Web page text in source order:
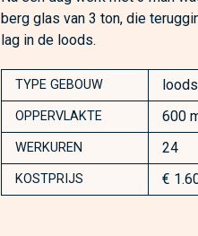
berg glas van 3 ton, die
lag in de loods.
TYPE GEBOUW loods
OPPERVLAKTE 600
WERKUREN 24
KOSTPRIJS €